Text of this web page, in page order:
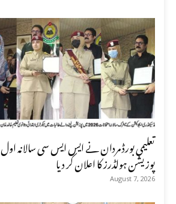
پوزیشن ہولڈرز کا اعلان کر دیا
August 7, 2026